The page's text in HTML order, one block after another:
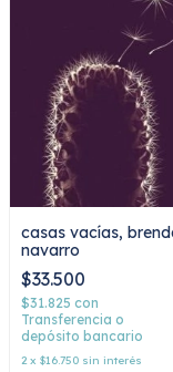
casas vacías,
navarro
$33.500
$31.825 con
Transferencia o
depósito bancario
2 x $16.750 sin interés